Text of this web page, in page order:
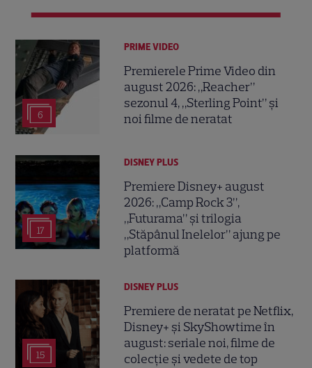
6
PRIME VIDEO
Premierele Prime Video din
august 2026: „Reacher”
sezonul 4, „Sterling Point” și
noi filme de neratat
17
DISNEY PLUS
Premiere Disney+ august
2026: „Camp Rock 3”,
„Futurama” și trilogia
„Stăpânul Inelelor” ajung pe
platformă
15
DISNEY PLUS
Premiere de neratat pe Netflix,
Disney+ și SkyShowtime în
august: seriale noi, filme de
colecție și vedete de top